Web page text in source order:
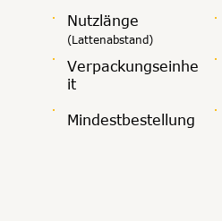
Nutzlänge
(Lattenabstand)
Verpackungseinhe
it
Mindestbestellung